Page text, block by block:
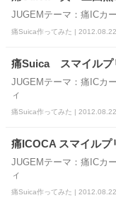
JUGEMテーマ：痛IC
痛Suica作ってみた |
痛Suica スマイルプ
JUGEMテーマ：痛ICカ
ィ
痛Suica作ってみた |
痛ICOCA スマイルプ
JUGEMテーマ：痛ICカ
ィ
痛Suica作ってみた |